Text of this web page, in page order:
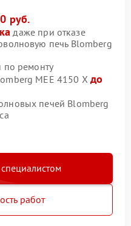
руб.
даже при отказе
печь Blomberg
по ремонту
MEE 4150 X до
печей Blomberg
работ